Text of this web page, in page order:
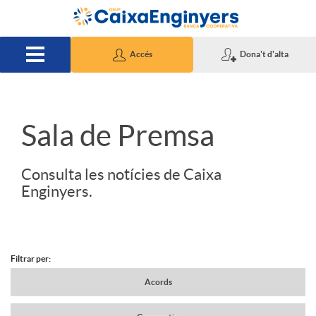
Salta al contingut principal
Accés Dona't d'alta
S
d
Sala de Premsa
Consulta les notícies de Caixa
Enginyers.
N
Filtrar per:
Acords